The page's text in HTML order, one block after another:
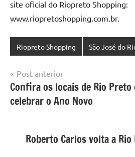
site oficial do Riopreto Shopping:
www.riopretoshopping.com.br.
Riopreto Shopping São José do
Navegação
de
Post
Post anterior
Confira os locais de Rio
celebrar o Ano Novo
Roberto Carlos volta a